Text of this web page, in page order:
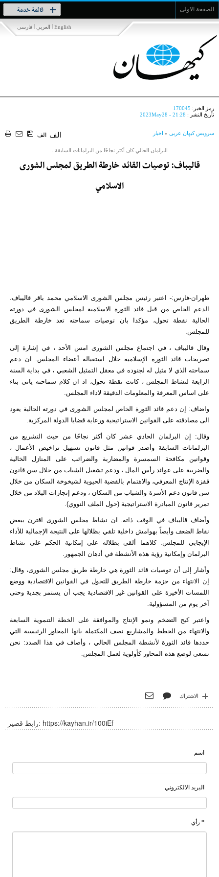
الصفحة الاولى قائمة خدمة
Toggle
navigation
فارسی | العربي | English
رمز الخبر: 170045
تأريخ النشر : 2023May28 - 21:28
سرویس کیهان عربی » اخبار الف الف
البرلمان الحالي كان أكثر نجاحًا من البرلمانات السابقة..
قاليباف: توصيات القائد خارطة الطريق لمجلس الشورى
الاسلامي
طهران-فارس:- اعتبر رئيس مجلس الشورى الاسلامي محمد باقر قاليباف،
الدعم الخاص من قبل قائد الثورة الاسلامية لمجلس الشورى في دورته
الحالية نقطة تحول، مؤكدا بان توصيات سماحته تعد خارطة الطريق
للمجلس.
وقال قاليباف ، في اجتماع مجلس الشورى امس الأحد ، في إشارة إلى
تصريحات قائد الثورة الإسلامية خلال استقباله أعضاء المجلس: ان دعم
سماحته الذي لا مثيل له لجنوده في معقل التمثيل الشعبي ، في بداية السنة
الرابعة لنشاط المجلس ، كانت نقطة تحول، اذ ان كلام سماحته ياتي بناء
على اساس المعرفة والمعلومات الدقيقة لاداء المجلس.
واضاف: إن دعم قائد الثورة الخاص لمجلس الشورى في دورته الحالية يعود
الى مصادقته على القوانين الاستراتيجية ورعاية قضايا الدولة المركزية.
وقال: إن البرلمان الحادي عشر كان أكثر نجاحًا من حيث التشريع من
البرلمانات السابقة وأصدر قوانين مثل قانون تسهيل تراخيص الأعمال ،
وقوانين مكافحة السمسرة والمضاربة والضرائب على المنازل الخالية
والضريبة على عوائد رأس المال ، ودعم تشغيل الشباب من خلال سن قانون
قفزة الإنتاج المعرفي، والاهتمام بالقضية الحيوية لشيخوخة السكان من خلال
سن قانون دعم الأسرة والشباب من السكان ، ودعم إنجازات البلاد من خلال
تمرير قانون المبادرة الاستراتيجية (حول الملف النووي).
وأضاف قاليباف في الوقت ذاته: ان نشاط مجلس الشورى اقترن ببعض
نقاط الضعف وأيضاً بهوامش داخلية تلقي بظلالها على النتيجة الإجمالية للأداء
الإيجابي للمجلس. كلاهما ألقى بظلاله على إمكانية الحكم على نشاط
البرلمان وإمكانية رؤية هذه الأنشطة في أذهان الجمهور.
وأشار إلى أن توصيات قائد الثورة هي خارطة طريق مجلس الشورى، وقال:
إن الانتهاء من حزمة خارطة الطريق للتحول في القوانين الاقتصادية ووضع
اللمسات الأخيرة على القوانين غير الاقتصادية يجب أن يستمر بجدية وحتى
آخر يوم من المسؤولية.
واعتبر كبح التضخم ونمو الإنتاج والموافقة على الخطة التنموية السابعة
والانتهاء من الخطط والمشاريع نصف المكتملة بانها المحاور الرئيسية التي
حددها قائد الثورة لأنشطة المجلس الحالي ، وأضاف في هذا الصدد: نحن
نسعى لوضع هذه المحاور كأولوية لعمل المجلس.
الاشتراك
رابط قصير: https://kayhan.ir/100iEf
اسم
البريد الالكتروني
* رأي